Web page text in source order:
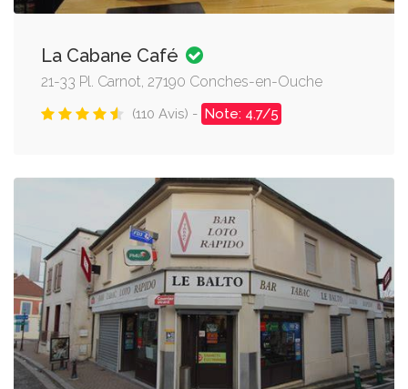
La Cabane Café
21-33 Pl. Carnot, 27190 Conches-en-Ouche
(110 Avis) - Note: 4.7/5